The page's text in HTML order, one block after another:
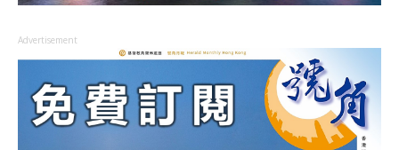
Advertisement